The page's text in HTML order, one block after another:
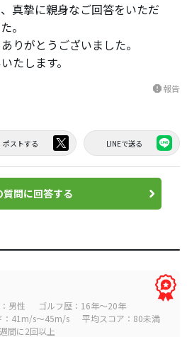
真摯に親身なご回答をいただ
。
りがとうございました。
たします。
report報告
ポストする LINEで送る
質問に回答する
男性
ゴルフ歴：16年～20年
：41m/s～45m/s
平均スコア：80未満
間に2回以上